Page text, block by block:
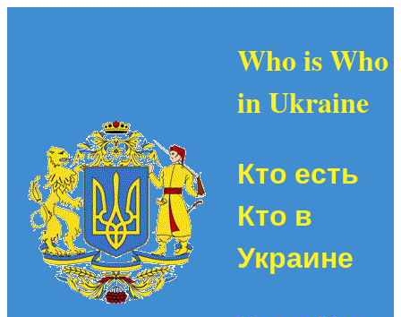
Who is Who
in Ukraine
Кто есть
Кто в
Украине